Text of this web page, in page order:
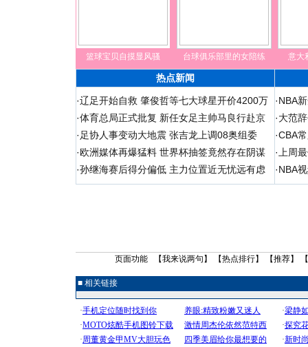
篮球宝贝自摸显风骚 台球俱乐部里的女陪练 意大
热点新闻
·辽足开始自救 肇俊哲等七大球星开价4200万
·体育总局正式批复 新任女足主帅马良行赴京
· 足协人事变动大地震 张吉龙上调08奥组委
·欧洲媒体再爆猛料 世界杯抽签竟然存在阴谋
·孙继海赛后得分偏低 主力位置近无忧远有虑
·NBA
·大范
·CBA
· 上周
·NBA
页面功能 【我来说两句 】 【热点排行】 【推荐】
■ 相关链接